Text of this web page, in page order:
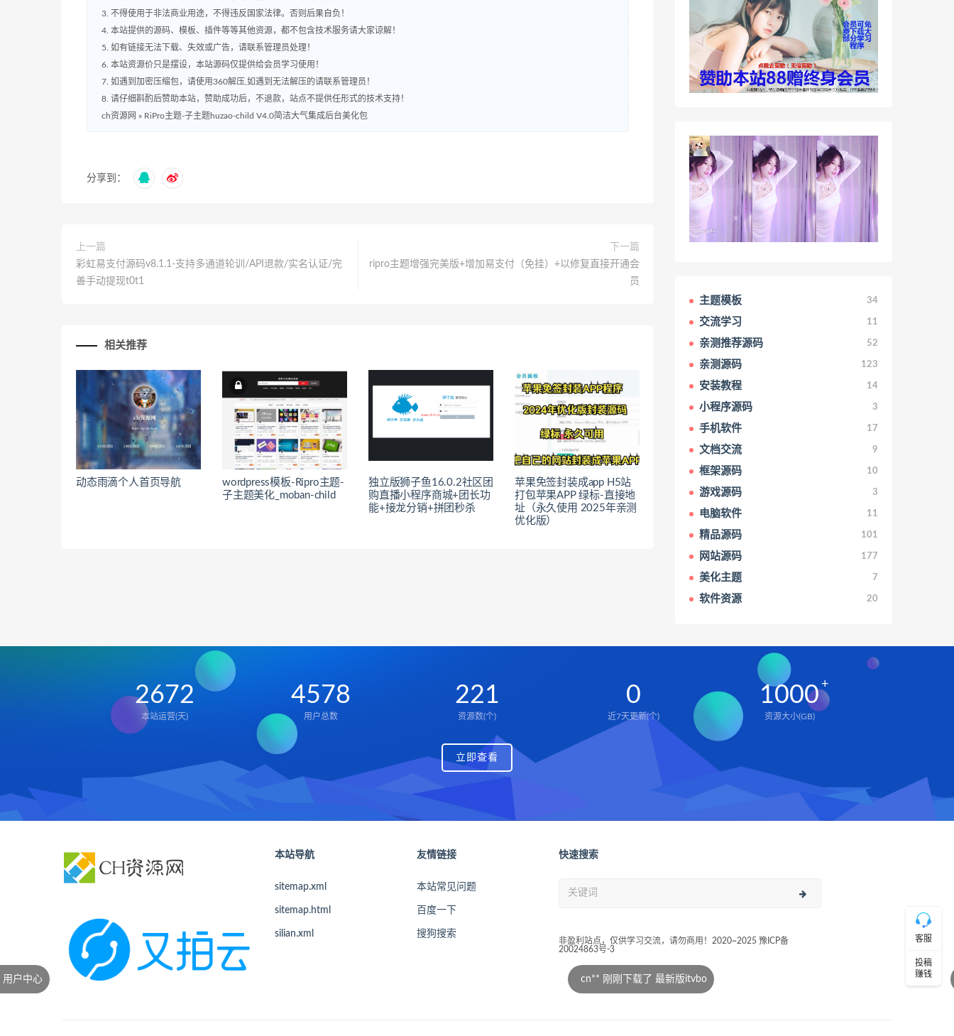
3. 不得使用于非法商业用途，不得违反国家法律。否则后果自负！
4. 本站提供的源码、模板、插件等等其他资源，都不包含技术服务请大家谅解！
5. 如有链接无法下载、失效或广告，请联系管理员处理！
6. 本站资源价只是摆设，本站源码仅提供给会员学习使用！
7. 如遇到加密压缩包，请使用360解压,如遇到无法解压的请联系管理员！
8. 请仔细斟酌后赞助本站，赞助成功后，不退款，站点不提供任形式的技术支持！
ch资源网 » RiPro主题-子主题huzao-child V4.0简洁大气集成后台美化包
分享到：
上一篇
彩虹易支付源码v8.1.1-支持多通道轮训/API退款/实名认证/完
善手动提现t0t1
下一篇
ripro主题增强完美版+增加易支付（免挂）+以修复直接开通会
员
相关推荐
动态雨滴个人首页导航
wordpress模板-Ripro主题-
子主题美化_moban-child
独立版狮子鱼16.0.2社区团
购直播小程序商城+团长功
能+接龙分销+拼团秒杀
苹果免签封装成app H5站
打包苹果APP 绿标-直接地
址（永久使用 2025年亲测
优化版）
主题模板 34
交流学习 11
亲测推荐源码 52
亲测源码 123
安装教程 14
小程序源码 3
手机软件 17
文档交流 9
框架源码 10
游戏源码 3
电脑软件 11
精品源码 101
网站源码 177
美化主题 7
软件资源 20
2672
本站运营(天)
4578
用户总数
221
资源数(个)
0
近7天更新(个)
1000
资源大小(GB)
立即查看
本站导航
sitemap.xml
sitemap.html
silian.xml
友情链接
本站常见问题
百度一下
搜狗搜索
快速搜索
非盈利站点，仅供学习交流，请勿商用！2020~2025 豫ICP备
20024863号-3
客服
服
出
您
需
求！
投稿
赚钱aa**